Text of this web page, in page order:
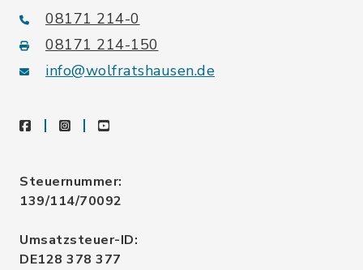
08171 214-0
08171 214-150
info@wolfratshausen.de
facebookinstagramyoutube
Steuernummer:
139/114/70092
Umsatzsteuer-ID:
DE128 378 377